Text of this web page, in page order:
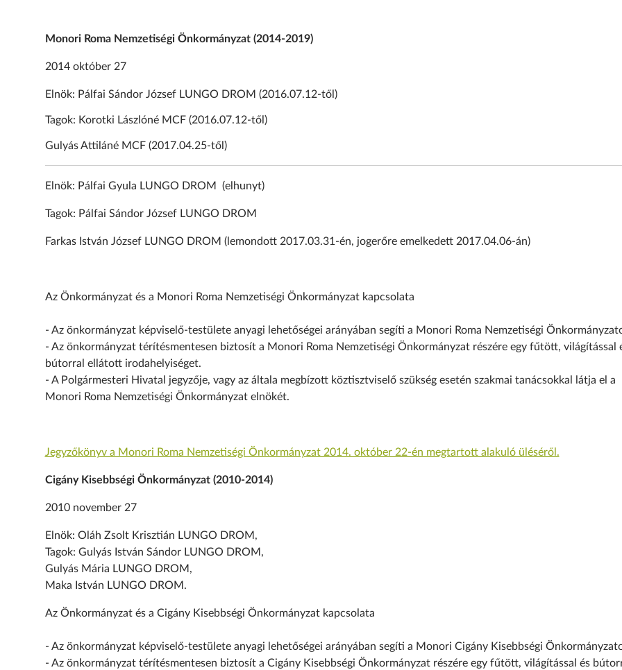
Monori Roma Nemzetiségi Önkormányzat (2014-2019)
2014 október 27
Elnök: Pálfai Sándor József LUNGO DROM (2016.07.12-től)
Tagok: Korotki Lászlóné MCF (2016.07.12-től)
Gulyás Attiláné MCF (2017.04.25-től)
Elnök: Pálfai Gyula LUNGO DROM (elhunyt)
Tagok: Pálfai Sándor József LUNGO DROM
Farkas István József LUNGO DROM (lemondott 2017.03.31-én, jogerőre emelkedett 2017.04.06-án)
Az Önkormányzat és a Monori Roma Nemzetiségi Önkormányzat kapcsolata
- Az önkormányzat képviselő-testülete anyagi lehetőségei arányában segíti a Monori Roma Nemzetiségi
- Az önkormányzat térítésmentesen biztosít a Monori Roma Nemzetiségi Önkormányzat részére egy fűtött, világítással
bútorral ellátott irodahelyiséget.
- A Polgármesteri Hivatal jegyzője, vagy az általa megbízott köztisztviselő szükség esetén szakmai tanácsokkal látja el a
Monori Roma Nemzetiségi Önkormányzat elnökét.
Jegyzőkönyv a Monori Roma Nemzetiségi Önkormányzat 2014. október 22-én megtartott alakuló üléséről.
Cigány Kisebbségi Önkormányzat (2010-2014)
2010 november 27
Elnök: Oláh Zsolt Krisztián LUNGO DROM,
Tagok: Gulyás István Sándor LUNGO DROM,
Gulyás Mária LUNGO DROM,
Maka István LUNGO DROM.
Az Önkormányzat és a Cigány Kisebbségi Önkormányzat kapcsolata
- Az önkormányzat képviselő-testülete anyagi lehetőségei arányában segíti a Monori Cigány Kisebbségi
- Az önkormányzat térítésmentesen biztosít a Cigány Kisebbségi Önkormányzat részére egy fűtött, világítással és